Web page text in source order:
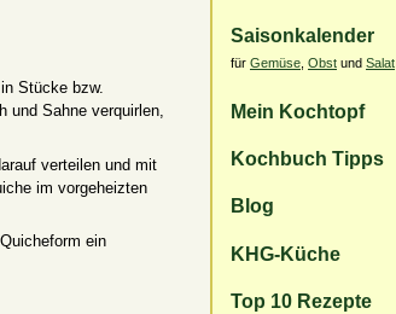
Saisonkalender
für Gemüse Obst und Salat
Mein Kochtopf
Kochbuch Tipps
Blog
KHG-Küche
Top 10 Rezepte
Stücke bzw.
und Sahne verquirlen,
verteilen und mit
im vorgeheizten
ein